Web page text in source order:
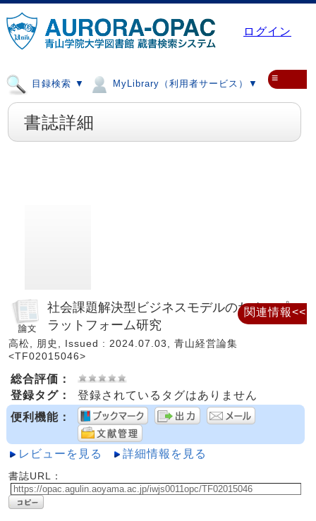
ログイン
目録検索 ▼ MyLibrary（利用者サービス）▼ ≡
書誌詳細
社会課題解決型ビジネスモデルのためのプ
ラットフォーム研究
高松, 朋史, Issued : 2024.07.03, 青山経営論集
<TF02015046>
総合評価：
登録タグ：
登録されているタグはありません
便利機能：
レビューを見る 詳細情報を見る
書誌URL：
関連情報<<